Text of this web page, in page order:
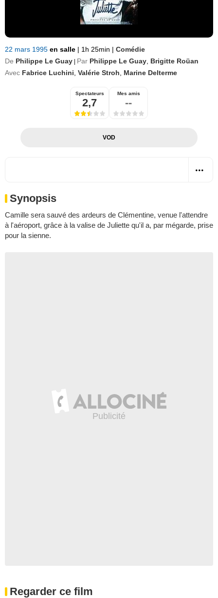
22 mars 1995 en salle | 1h 25min | Comédie
De Philippe Le Guay Par Philippe Le Guay Brigitte Roüan
Avec Fabrice Luchini Valérie Stroh Marine Delterme
Spectateurs
2,7
Mes amis
--
VOD
Synopsis
Camille sera sauvé des ardeurs de Clémentine, venue l'attendre
à l'aéroport, grâce à la valise de Juliette qu'il a, par mégarde, prise
pour la sienne.
Regarder ce film